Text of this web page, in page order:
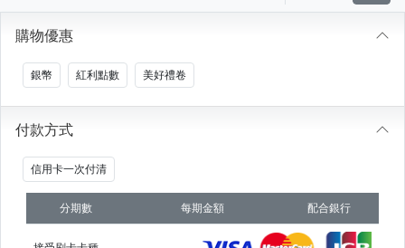
購物優惠
銀幣 紅利點數 美好禮卷
付款方式
信用卡一次付清
分期數 每期金額 配合銀行